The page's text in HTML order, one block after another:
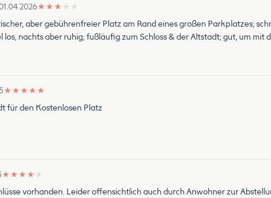
★ ★ ★ ★ ★
aber gebührenfreier Platz am Rand eines großen Parkplatzes;
los, nachts aber ruhig; fußläufig zum Schloss & der Altstadt; gut, um
★ ★ ★ ★ ★
für den Kostenlosen Platz
★ ★ ★ ★ ★
vorhanden. Leider offensichtlich auch durch Anwohner zur